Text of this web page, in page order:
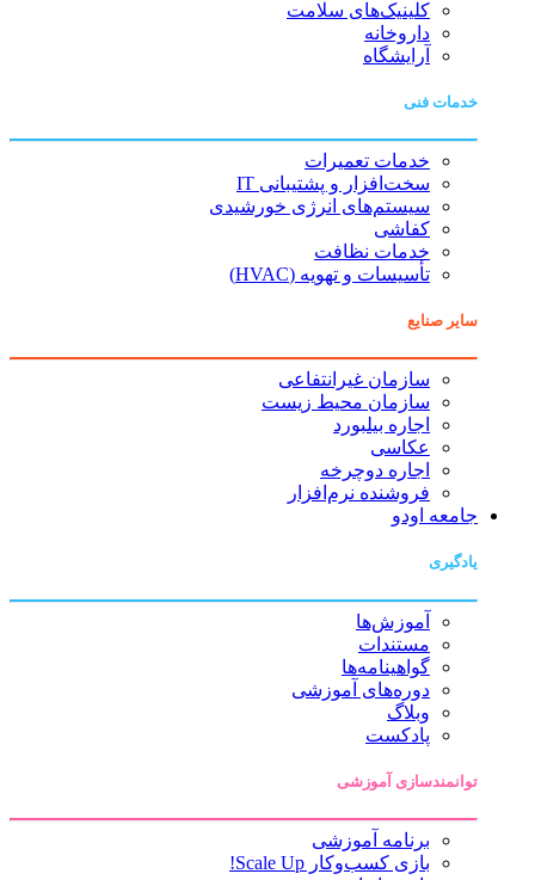
کلینیک‌های سلامت
داروخانه
آرایشگاه
خدمات فنی
خدمات تعمیرات
سخت‌افزار و پشتیبانی IT
سیستم‌های انرژی خورشیدی
کفاشی
خدمات نظافت
تأسیسات و تهویه (HVAC)
سایر صنایع
سازمان غیرانتفاعی
سازمان محیط زیست
اجاره بیلبورد
عکاسی
اجاره دوچرخه
فروشنده نرم‌افزار
جامعه اودو
یادگیری
آموزش‌ها
مستندات
گواهینامه‌ها
دوره‌های آموزشی
وبلاگ
پادکست
توانمندسازی آموزشی
برنامه آموزشی
بازی کسب‌وکار Scale Up!